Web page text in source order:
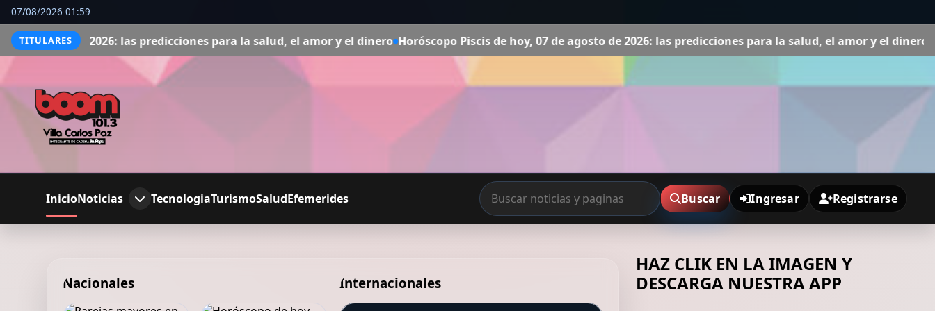
07/08/2026 01:59
TITULARES
las predicciones para la salud, el amor y el dinero Horóscopo Piscis de hoy, 07 de agosto de 2026: las predicciones para la salud, el amor y el dinero Horóscopo
InicioNoticias TecnologiaTurismoSaludEfemerides Buscar Ingresar Registrarse
Nacionales Internacionales
HAZ CLIK EN LA IMAGEN Y
DESCARGA NUESTRA APP